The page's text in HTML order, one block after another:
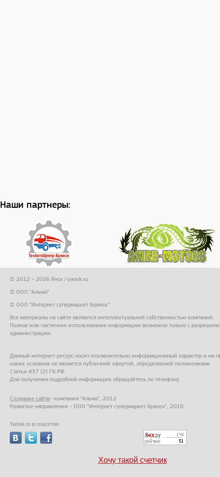
Наши партнеры:
© 2012 – 2026 Янск / yansk.ru
© ООО "Альма"
© ООО "Интернет супермаркет Брянск"
Все материалы на сайте являются интеллектуальной собственностью компаний.
Полное или частичное использование информации возможно только с
администрации.
Данный интернет-ресурс носит исключительно информационный характер и ни
каких условиях не является публичной офертой, определяемой положениями
Статьи 437 (2) ГК РФ.
Для получения подробной информации обращайтесь по телефону.
Создание сайта– компания "Альма", 2012
Развитие направления – ООО "Интернет супермаркет Брянск", 2016
Yansk.ru в соцсетях:
Хочу такой счетчик